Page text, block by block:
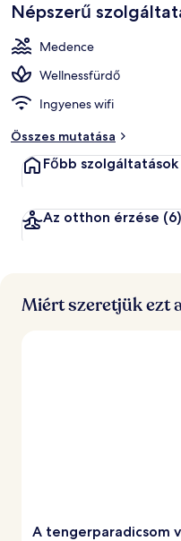
Népszerű
Medence
Wellnessfürdő
Ingyenes wifi
Összes mutatása
Főbb szolgáltatások
Az otthon érzése (6)
Miért szeretjük ezt
A tengerparadicsom